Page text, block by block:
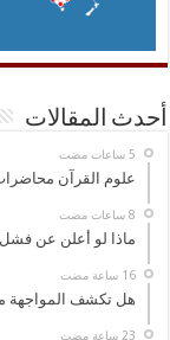
أحدث المقالات
علوم القرآن
ماذا لو أعلن عن فشل
‏16 ساعة مضت
هل تكشف المواجهة مع